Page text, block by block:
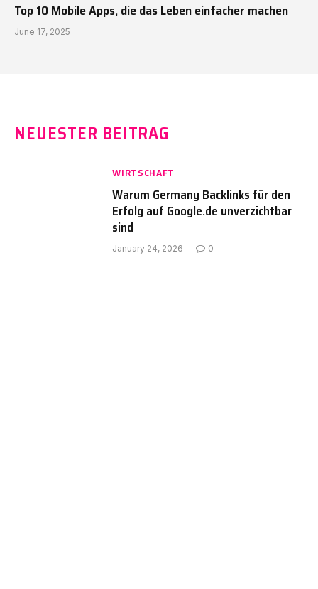
Top 10 Mobile Apps, die das Leben einfacher machen
June 17, 2025
NEUESTER BEITRAG
WIRTSCHAFT
Warum Germany Backlinks für den
Erfolg auf Google.de unverzichtbar
sind
January 24, 2026 0